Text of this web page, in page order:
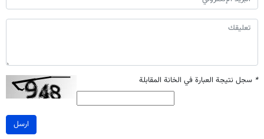
* سجل نتيجة العبارة في الخانة المقابلة
ارسل